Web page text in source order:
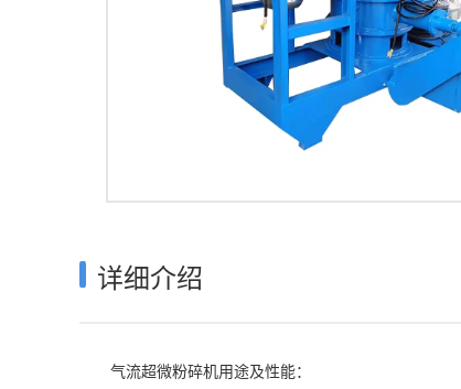
详细介绍
气流超微粉碎机用途及性能：